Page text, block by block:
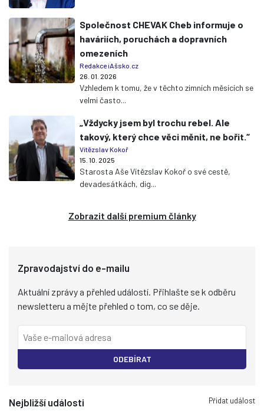
Společnost CHEVAK Cheb informuje o
haváriích, poruchách a dopravních
omezeních
Redakce iAšsko.cz
26. 01. 2026
Vzhledem k tomu, že v těchto zimních měsících se
velmi často...
„Vždycky jsem byl trochu rebel. Ale
takový, který chce věci měnit, ne bořit.“
Vítězslav Kokoř
15. 10. 2025
Starosta Aše Vítězslav Kokoř o své cestě,
devadesátkách, dig...
Zobrazit další premium články
Zpravodajství do e-mailu
Aktuální zprávy a přehled událostí. Přihlašte se k odběru
newsletteru a mějte přehled o tom, co se děje.
ODEBÍRAT
Nejbližší události Přidat událost